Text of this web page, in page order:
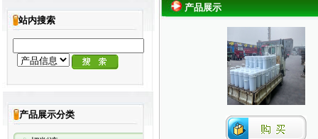
站内搜索
产品展示分类
产品展示